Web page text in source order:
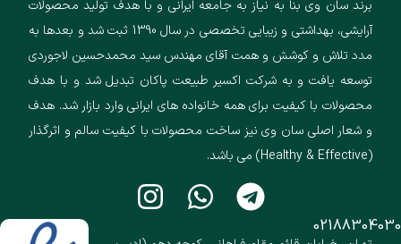
برند سان وی بنا به نیاز به جامعه ایرانی و با هدف تولید محصولات
آرایشی، بهداشتی و زیبایی تخصصی در سال 1390 ثبت شد و بعدها به
مدد تلاش و کوشش و همت آقای مهندس سید محمدحسین لاجوردی
توسعه یافت و به شرکت اکسیر طبیعت پاکان تبدیل شد و با هدف
محصولات با کیفیت برای همه خانواده های ایرانی وارد بازار شد. هدف
و شعار اصلی سان وی نیز ساخت محصولات با کیفیت سالم و اثرگذار
(Healthy & Effective) می باشد.
02188304030